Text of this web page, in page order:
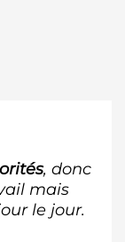
, donc
mais
le jour.